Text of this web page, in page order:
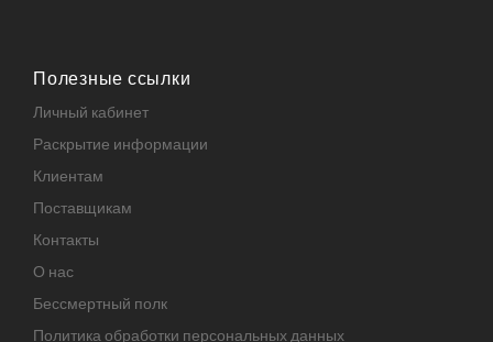
Полезные ссылки
Личный кабинет
Раскрытие информации
Клиентам
Поставщикам
Контакты
О нас
Бессмертный полк
Политика обработки персональных данных